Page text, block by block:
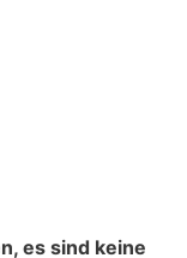
es sind keine